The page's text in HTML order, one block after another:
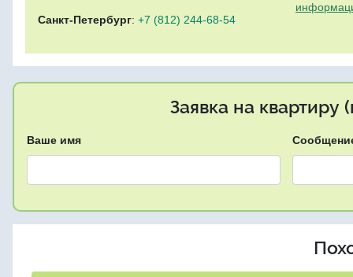
Санкт-Петербург: +7 (812) 244-68-54
Заявка на квартиру
Ваше имя